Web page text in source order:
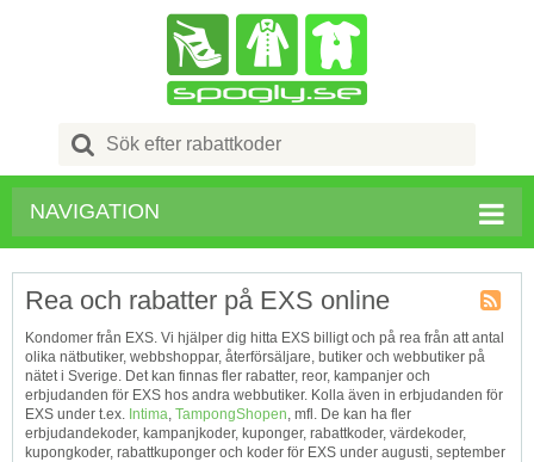
Search
for:
NAVIGATION
Tagg
Rea och rabatter på EXS online
Kondomer från EXS. Vi hjälper dig hitta EXS billigt och på rea från att antal
olika nätbutiker, webbshoppar, återförsäljare, butiker och webbutiker på
nätet i Sverige. Det kan finnas fler rabatter, reor, kampanjer och
erbjudanden för EXS hos andra webbutiker. Kolla även in erbjudanden för
EXS under t.ex. Intima, TampongShopen, mfl. De kan ha fler
erbjudandekoder, kampanjkoder, kuponger, rabattkoder, värdekoder,
kupongkoder, rabattkuponger och koder för EXS under augusti, september